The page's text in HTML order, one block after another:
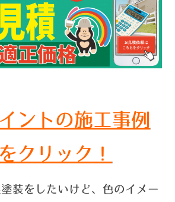
ントの施工事例
クリック！
装をしたいけど、色のイメー